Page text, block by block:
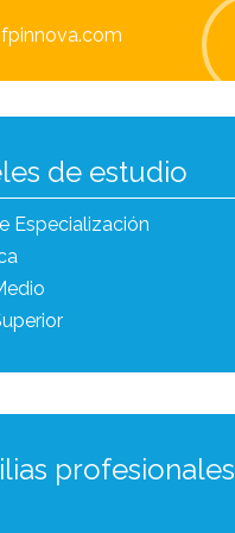
de estudio
Especialización
profesionales